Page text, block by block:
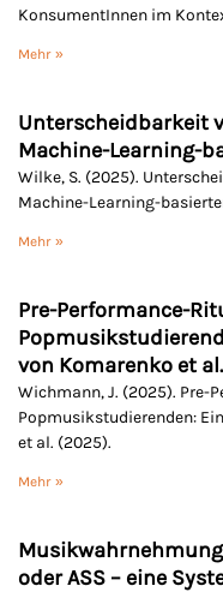
KonsumentInnen im
Mehr »
Unterscheidbarkeit
Machine-Learning-
Wilke, S. (2025).
Machine-Learning-
Mehr »
Pre-Performance-
von Komarenko et
Wichmann, J. (2025). Pre-
Popmusikstudierenden:
et al. (2025).
Mehr »
oder ASS – eine